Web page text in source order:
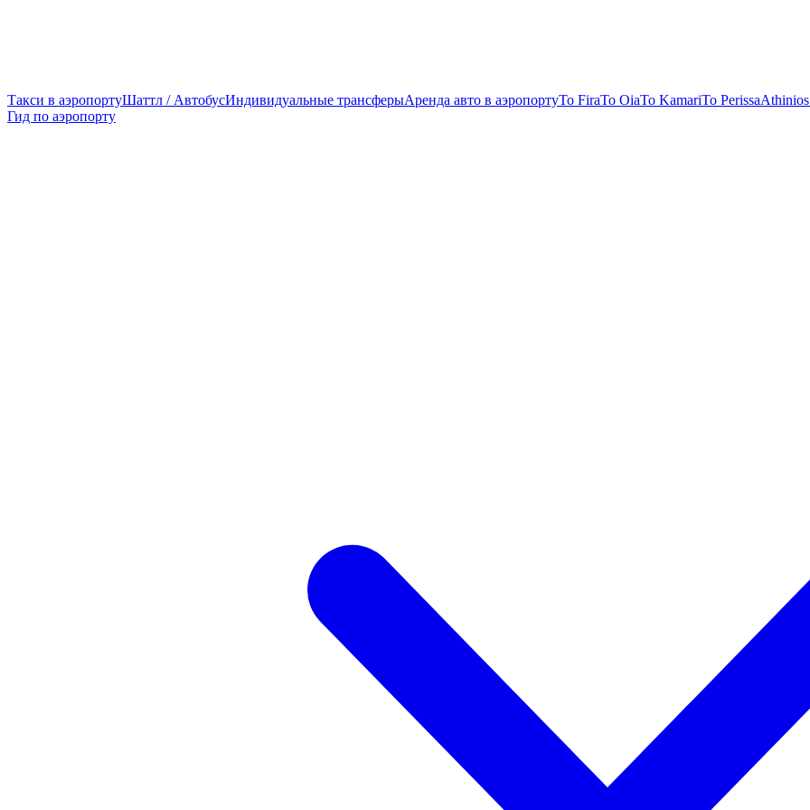
Такси в аэропортуШаттл / АвтобусИндивидуальные трансферыАренда авто в аэропортуTo FiraTo OiaTo KamariTo Perissa
Гид по аэропорту